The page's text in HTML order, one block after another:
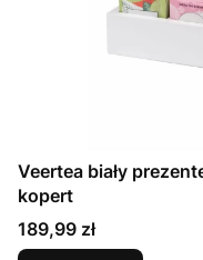
Veertea biały
kopert
Cena
189,99 zł